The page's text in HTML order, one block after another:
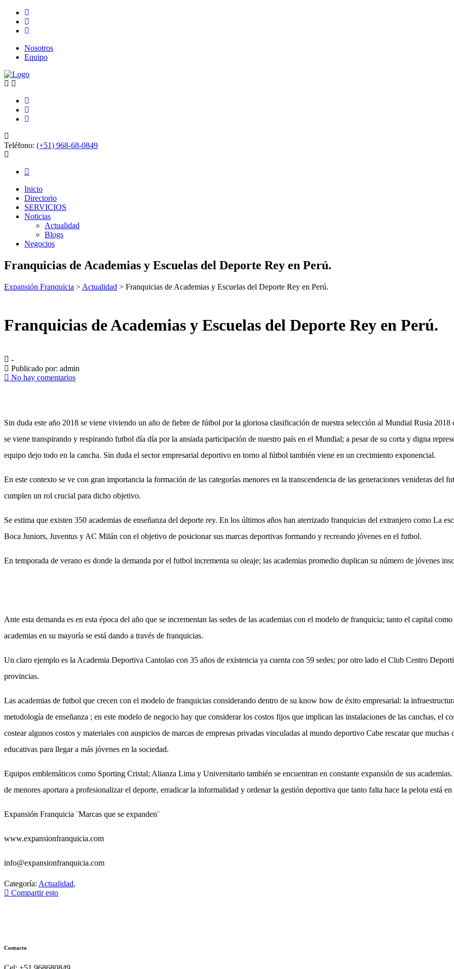
Nosotros
Equipo
Teléfono: (+51) 968-68-0849
Inicio
Directorio
SERVICIOS
Noticias
Actualidad
Blogs
Negocios
Franquicias de Academias y Escuelas del Deporte Rey en Perú.
Expansión Franquicia > Actualidad > Franquicias de Academias y Escuelas del Deporte Rey en Perú.
Franquicias de Academias y Escuelas del Deporte Rey en Perú.
-
Publicado por: admin
No hay comentarios
Sin duda este año 2018 se viene viviendo un año de fiebre de fútbol por la gloriosa clasificación de nuestra selección al Mundial Rusia 2018
se viene transpirando y respirando futbol día día por la ansiada participación de nuestro país en el Mundial; a pesar de su corta y digna
equipo dejo todo en la cancha. Sin duda el sector empresarial deportivo en torno al fútbol también viene en un crecimiento exponencial.
En este contexto se ve con gran importancia la formación de las categorías menores en la transcendencia de las generaciones venideras del
cumplen un rol crucial para dicho objetivo.
Se estima que existen 350 academias de enseñanza del deporte rey. En los últimos años han aterrizado franquicias del extranjero como La
Boca Juniors, Juventus y AC Milán con el objetivo de posicionar sus marcas deportivas formando y recreando jóvenes en el futbol.
En temporada de verano es donde la demanda por el futbol incrementa su oleaje; las academias promedio duplican su número de jóvenes
Ante esta demanda es en esta época del año que se incrementan las sedes de las academias con el modelo de franquicia; tanto el capital
academias en su mayoría se está dando a través de franquicias.
Un claro ejemplo es la Academia Deportiva Cantolao con 35 años de existencia ya cuenta con 59 sedes; por otro lado el Club Centro
provincias.
Las academias de futbol que crecen con el modelo de franquicias considerando dentro de su know how de éxito empresarial: la
metodología de enseñanza ; en este modelo de negocio hay que considerar los costos fijos que implican las instalaciones de las canchas, el
costear algunos costos y materiales con auspicios de marcas de empresas privadas vinculadas al mundo deportivo Cabe rescatar que
educativas para llegar a más jóvenes en la sociedad.
Equipos emblemáticos como Sporting Cristal; Alianza Lima y Universitario también se encuentran en constante expansión de sus
de menores aportara a profesionalizar el deporte, erradicar la informalidad y ordenar la gestión deportiva que tanto falta hace la pelota está
Expansión Franquicia ¨Marcas que se expanden¨
www.expansionfranquicia.com
info@expansionfranquicia.com
Categoría: Actualidad,
Compartir esto
Contacto